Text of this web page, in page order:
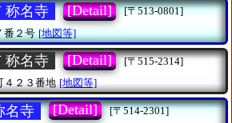
称名寺 [Detail]
[〒513-0801]
番２号 [地図等]
称名寺 [Detail]
[〒515-2314]
４２３番地 [地図等]
名寺 [Detail]
[〒514-2301]